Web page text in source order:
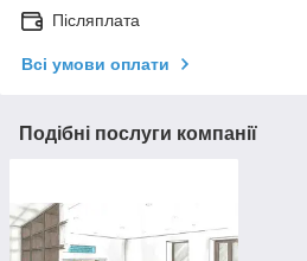
Післяплата
Всі умови оплати
Подібні послуги компанії